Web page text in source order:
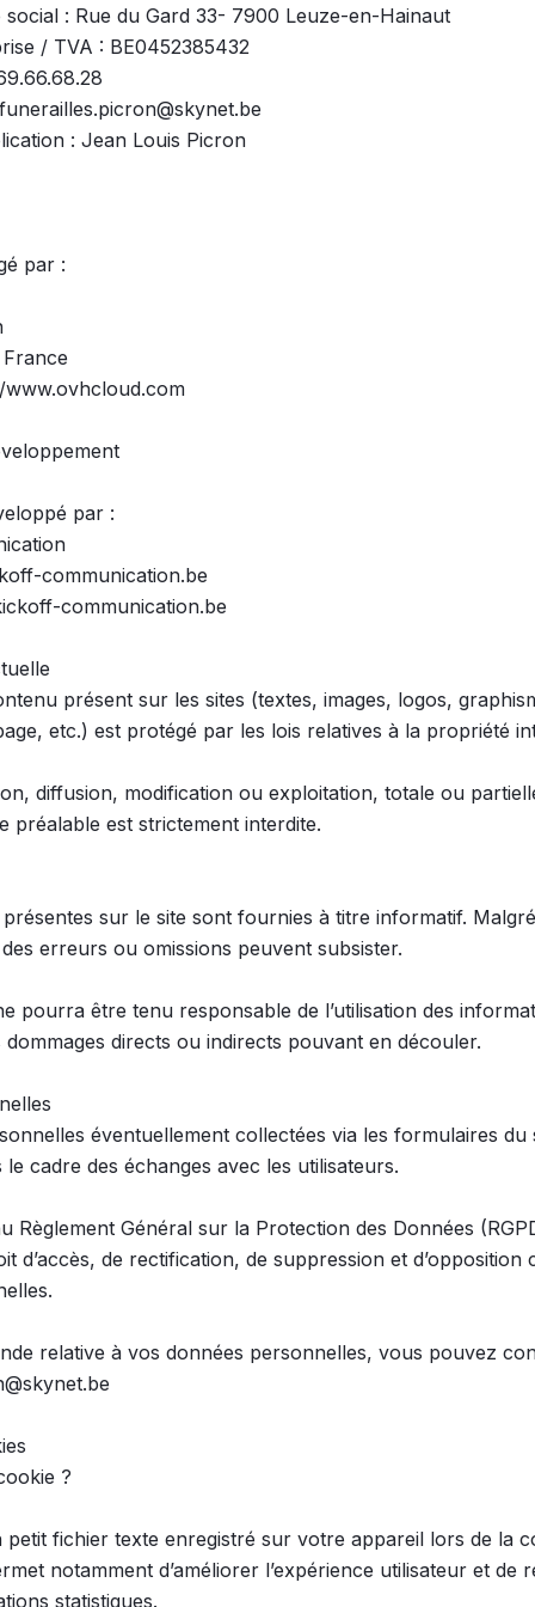
social : Rue du Gard 33- 7900 Leuze-en-Hainaut
/ TVA : BE0452385432
: Jean Louis Picron
par :
par :
communication.be
communication.be
présent sur les sites (textes, images, logos,
etc.) est protégé par les lois relatives à la propriété
diffusion, modification ou exploitation, totale ou
préalable est strictement interdite.
sur le site sont fournies à titre informatif.
erreurs ou omissions peuvent subsister.
pourra être tenu responsable de l’utilisation des
directs ou indirects pouvant en découler.
éventuellement collectées via les formulaires du
cadre des échanges avec les utilisateurs.
Règlement Général sur la Protection des Données
d’accès, de rectification, de suppression et
relative à vos données personnelles, vous pouvez
?
fichier texte enregistré sur votre appareil lors de la
notamment d’améliorer l’expérience utilisateur et de
statistiques.